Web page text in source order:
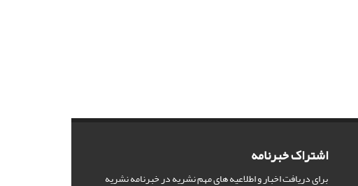
اشتراک خبرنامه
برای دریافت اخبار و اطلاعیه های مهم نشریه در خبرنامه نشریه